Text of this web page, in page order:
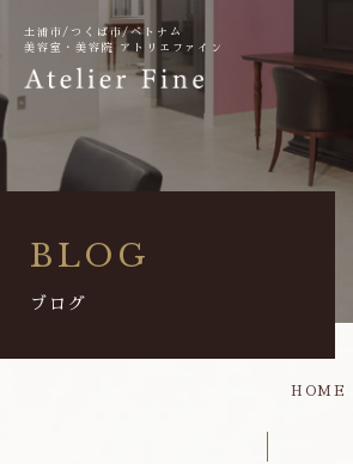
土浦市/つくば市/ベトナム
美容室・美容院 アトリエファイン
BLOG
ブログ
HOME